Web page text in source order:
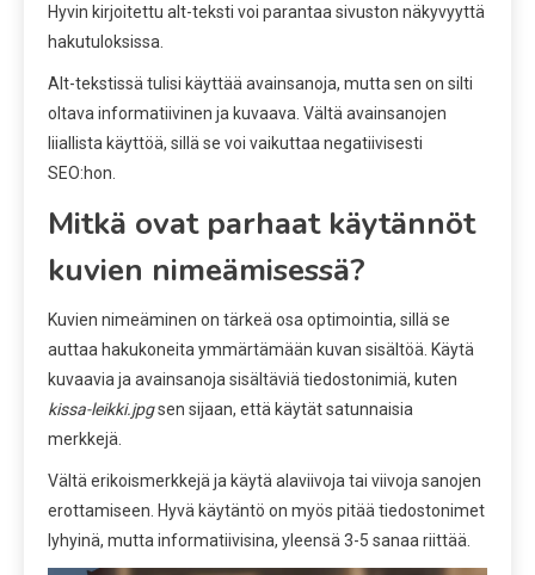
Hyvin kirjoitettu alt-teksti voi parantaa sivuston näkyvyyttä
hakutuloksissa.
Alt-tekstissä tulisi käyttää avainsanoja, mutta sen on silti
oltava informatiivinen ja kuvaava. Vältä avainsanojen
liiallista käyttöä, sillä se voi vaikuttaa negatiivisesti
SEO:hon.
Mitkä ovat parhaat käytännöt
kuvien nimeämisessä?
Kuvien nimeäminen on tärkeä osa optimointia, sillä se
auttaa hakukoneita ymmärtämään kuvan sisältöä. Käytä
kuvaavia ja avainsanoja sisältäviä tiedostonimiä, kuten
kissa-leikki.jpgsen sijaan, että käytät satunnaisia
merkkejä.
Vältä erikoismerkkejä ja käytä alaviivoja tai viivoja sanojen
erottamiseen. Hyvä käytäntö on myös pitää tiedostonimet
lyhyinä, mutta informatiivisina, yleensä 3-5 sanaa riittää.